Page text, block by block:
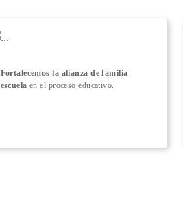
Fortalecemos la alianza de familia-
escuela en el proceso educativo.